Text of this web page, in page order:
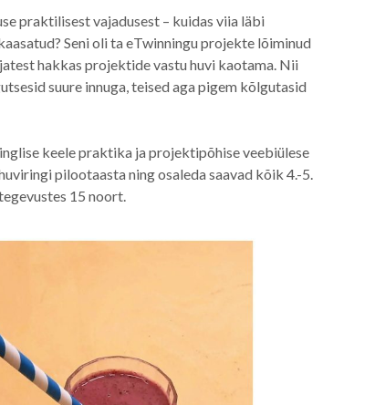
praktilisest vajadusest – kuidas viia läbi
Seni oli ta eTwinningu projekte lõiminud
hakkas projektide vastu huvi kaotama. Nii
suure innuga, teised aga pigem kõlgutasid
keele praktika ja projektipõhise veebiülese
pilootaasta ning osaleda saavad kõik 4.-5.
15 noort.